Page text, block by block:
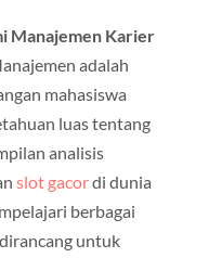
Manajemen Karier
adalah
mahasiswa
luas tentang
analisis
slot gacordi dunia
berbagai
untuk